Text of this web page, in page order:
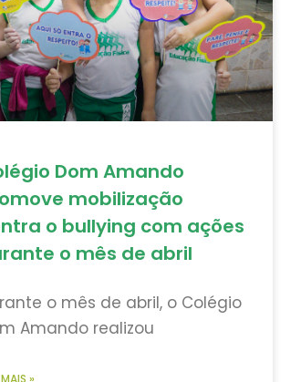
Dom Amando
mobilização
o bullying com ações
o mês de abril
o mês de abril, o Colégio
Amando realizou